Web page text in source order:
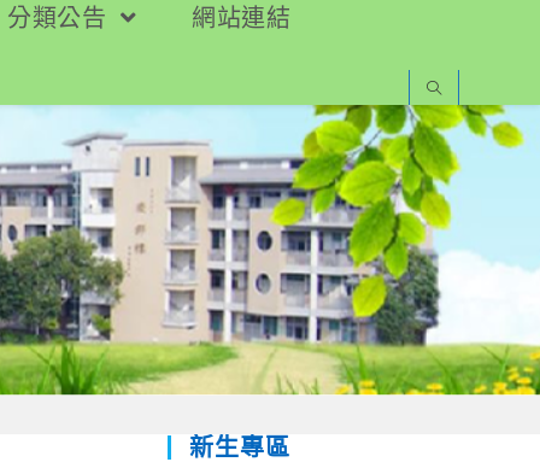
分類公告 網站連結
新生專區